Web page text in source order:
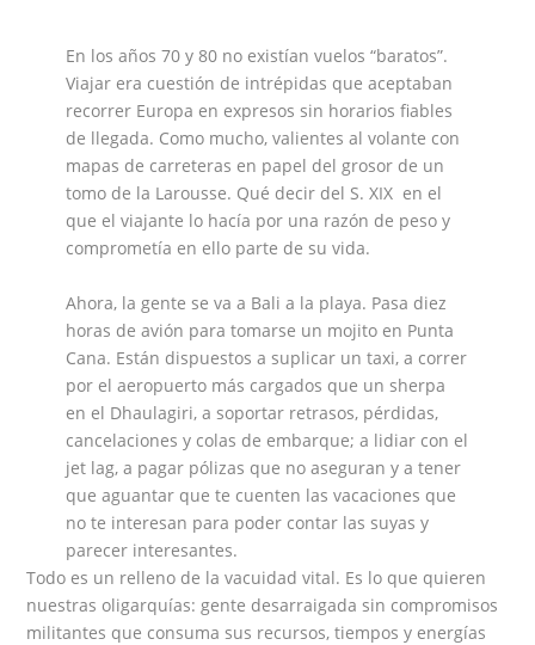
En los años 70 y 80 no existían vuelos “baratos”.
Viajar era cuestión de intrépidas que aceptaban
recorrer Europa en expresos sin horarios fiables
de llegada. Como mucho, valientes al volante con
mapas de carreteras en papel del grosor de un
tomo de la Larousse. Qué decir del S. XIX en el
que el viajante lo hacía por una razón de peso y
comprometía en ello parte de su vida.
Ahora, la gente se va a Bali a la playa. Pasa diez
horas de avión para tomarse un mojito en Punta
Cana. Están dispuestos a suplicar un taxi, a correr
por el aeropuerto más cargados que un sherpa
en el Dhaulagiri, a soportar retrasos, pérdidas,
cancelaciones y colas de embarque; a lidiar con el
jet lag, a pagar pólizas que no aseguran y a tener
que aguantar que te cuenten las vacaciones que
no te interesan para poder contar las suyas y
parecer interesantes.
Todo es un relleno de la vacuidad vital. Es lo que quieren
nuestras oligarquías: gente desarraigada sin compromisos
militantes que consuma sus recursos, tiempos y energías